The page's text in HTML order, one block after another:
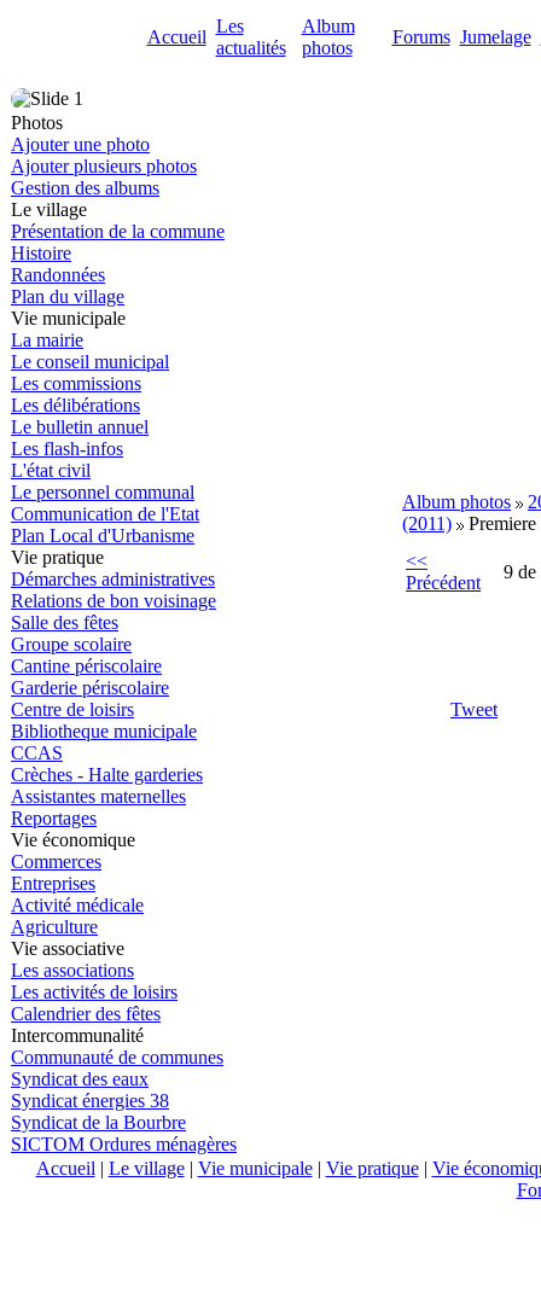
Accueil
Les
actualités
Album
photos
Forums Jumelage
Photos
Ajouter une photo
Ajouter plusieurs photos
Gestion des albums
Le village
Présentation de la commune
Histoire
Randonnées
Plan du village
Vie municipale
La mairie
Le conseil municipal
Les commissions
Les délibérations
Le bulletin annuel
Les flash-infos
L'état civil
Le personnel communal
Communication de l'Etat
Plan Local d'Urbanisme
Vie pratique
Démarches administratives
Relations de bon voisinage
Salle des fêtes
Groupe scolaire
Cantine périscolaire
Garderie périscolaire
Centre de loisirs
Bibliotheque municipale
CCAS
Crèches - Halte garderies
Assistantes maternelles
Reportages
Vie économique
Commerces
Entreprises
Activité médicale
Agriculture
Vie associative
Les associations
Les activités de loisirs
Calendrier des fêtes
Intercommunalité
Communauté de communes
Syndicat des eaux
Syndicat énergies 38
Syndicat de la Bourbre
SICTOM Ordures ménagères
Album photos
(2011)
<<
Précédent
9 de
Tweet
Accueil | Le village| Vie municipale| Vie pratique| Vie